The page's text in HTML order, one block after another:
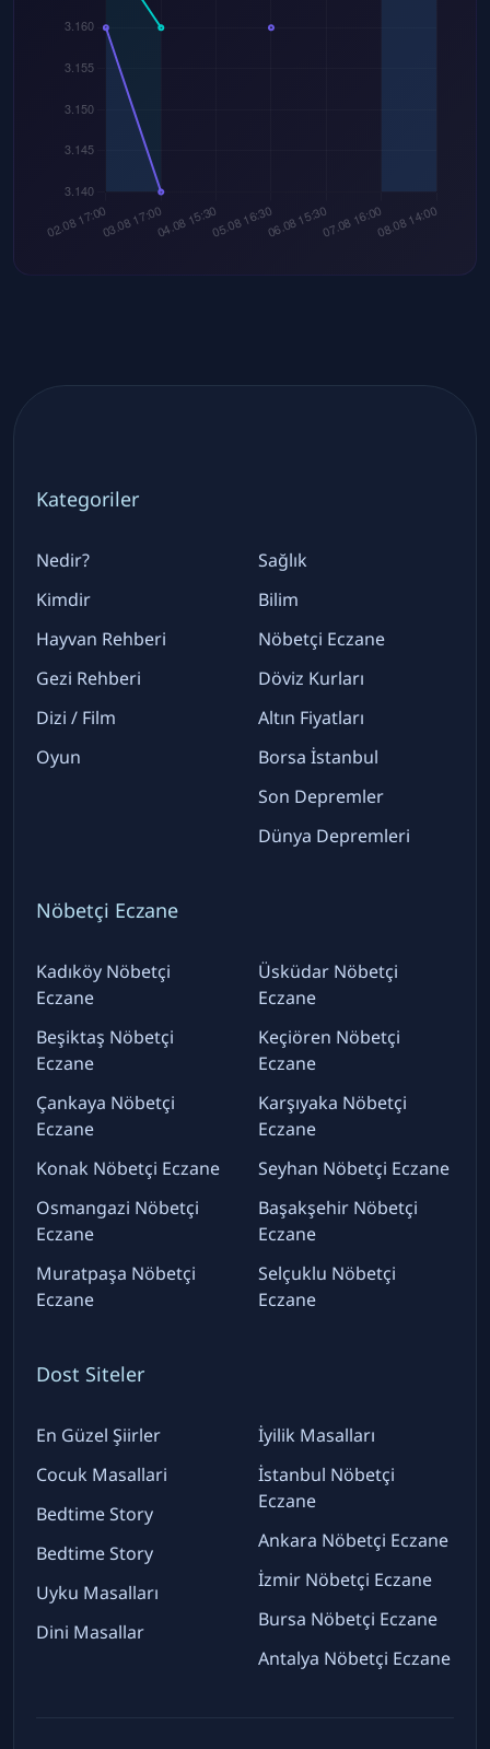
Kategoriler
Nedir?
Kimdir
Hayvan Rehberi
Gezi Rehberi
Dizi / Film
Oyun
Sağlık
Bilim
Nöbetçi Eczane
Döviz Kurları
Altın Fiyatları
Borsa İstanbul
Son Depremler
Dünya Depremleri
Nöbetçi Eczane
Kadıköy Nöbetçi
Eczane
Beşiktaş Nöbetçi
Eczane
Çankaya Nöbetçi
Eczane
Konak Nöbetçi Eczane
Osmangazi Nöbetçi
Eczane
Muratpaşa Nöbetçi
Eczane
Üsküdar Nöbetçi
Eczane
Keçiören Nöbetçi
Eczane
Karşıyaka Nöbetçi
Eczane
Seyhan Nöbetçi Eczane
Başakşehir Nöbetçi
Eczane
Selçuklu Nöbetçi
Eczane
Dost Siteler
En Güzel Şiirler
Cocuk Masallari
Bedtime Story
Bedtime Story
Uyku Masalları
Dini Masallar
İyilik Masalları
İstanbul Nöbetçi
Eczane
Ankara Nöbetçi Eczane
İzmir Nöbetçi Eczane
Bursa Nöbetçi Eczane
Antalya Nöbetçi Eczane